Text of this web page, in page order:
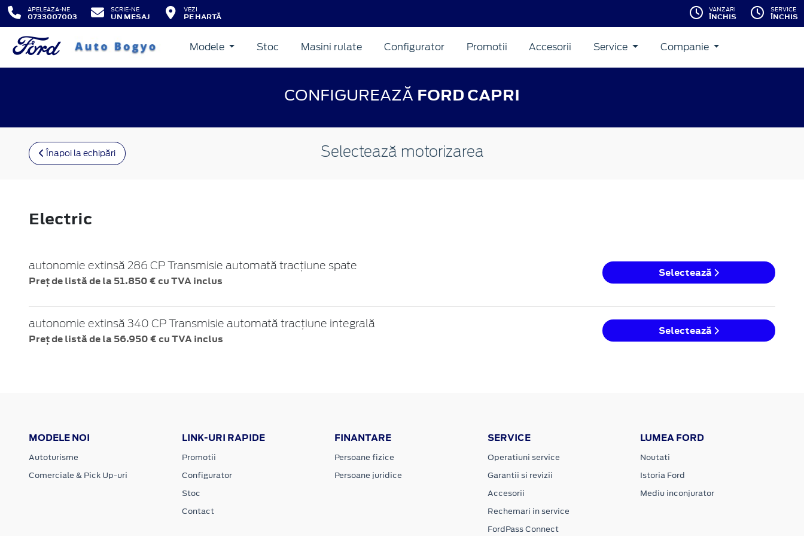
APELEAZA-NE
0733007003
SCRIE-NE
UN MESAJ
VEZI
PE HARTĂ
VANZARI
ÎNCHIS
SERVICE
ÎNCHIS
Modele Stoc Masini rulate Configurator Promotii Accesorii Service Companie
CONFIGUREAZĂ FORD CAPRI
Înapoi la echipări Selectează motorizarea
Electric
autonomie extinsă 286 CP Transmisie automată tracțiune spate
Preț de listă de la 51.850 € cu TVA inclus
Selectează
autonomie extinsă 340 CP Transmisie automată tracțiune integrală
Preț de listă de la 56.950 € cu TVA inclus
Selectează
MODELE NOI
Autoturisme
Comerciale & Pick Up-uri
LINK-URI RAPIDE
Promotii
Configurator
Stoc
Contact
FINANTARE
Persoane fizice
Persoane juridice
SERVICE
Operatiuni service
Garantii si revizii
Accesorii
Rechemari in service
FordPass Connect
LUMEA FORD
Noutati
Istoria Ford
Mediu inconjurator